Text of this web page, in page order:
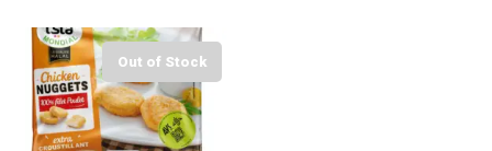
Out of Stock